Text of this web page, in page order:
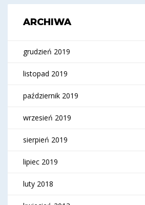
ARCHIWA
grudzień 2019
listopad 2019
październik 2019
wrzesień 2019
sierpień 2019
lipiec 2019
luty 2018